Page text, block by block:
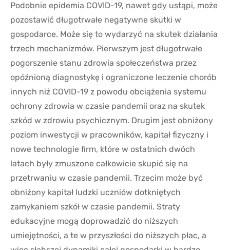
Podobnie epidemia COVID-19, nawet gdy ustąpi, może
pozostawić długotrwałe negatywne skutki w
gospodarce. Może się to wydarzyć na skutek działania
trzech mechanizmów. Pierwszym jest długotrwałe
pogorszenie stanu zdrowia społeczeństwa przez
opóźnioną diagnostykę i ograniczone leczenie chorób
innych niż COVID-19 z powodu obciążenia systemu
ochrony zdrowia w czasie pandemii oraz na skutek
szkód w zdrowiu psychicznym. Drugim jest obniżony
poziom inwestycji w pracowników, kapitał fizyczny i
nowe technologie firm, które w ostatnich dwóch
latach były zmuszone całkowicie skupić się na
przetrwaniu w czasie pandemii. Trzecim może być
obniżony kapitał ludzki uczniów dotkniętych
zamykaniem szkół w czasie pandemii. Straty
edukacyjne mogą doprowadzić do niższych
umiejętności, a te w przyszłości do niższych płac, a